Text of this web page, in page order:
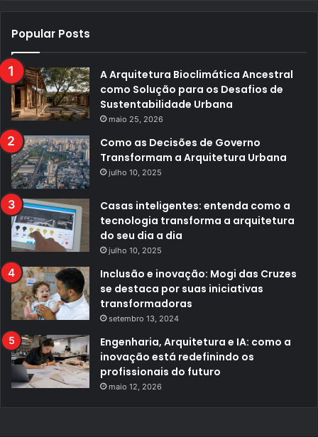
Popular Posts
A Arquitetura Bioclimática Ancestral
como Solução para os Desafios de
Sustentabilidade Urbana
maio 25, 2026
Como as Decisões de Governo
Transformam a Arquitetura Urbana
julho 10, 2025
Casas inteligentes: entenda como a
tecnologia transforma a arquitetura
do seu dia a dia
julho 10, 2025
Inclusão e inovação: Mogi das Cruzes
se destaca por suas iniciativas
transformadoras
setembro 13, 2024
Engenharia, Arquitetura e IA: como a
inovação está redefinindo os
profissionais do futuro
maio 12, 2026